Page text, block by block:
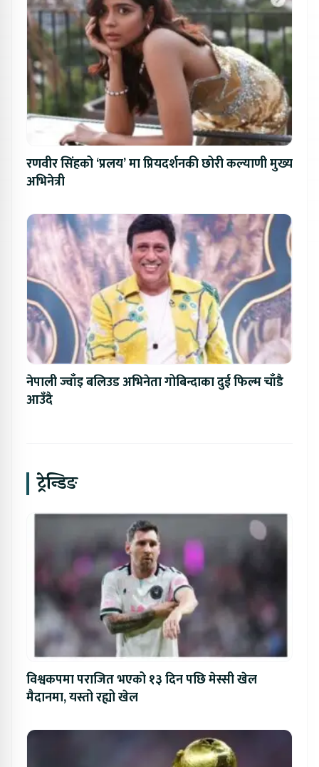
रणवीर सिंहको ‘प्रलय’ मा प्रियदर्शनकी छोरी कल्याणी मुख्य
अभिनेत्री
नेपाली ज्वाँइ बलिउड अभिनेता गोबिन्दाका दुई फिल्म चाँडै
आउँदै
ट्रेन्डिङ
विश्वकपमा पराजित भएको १३ दिन पछि मेस्सी खेल
मैदानमा, यस्तो रह्यो खेल